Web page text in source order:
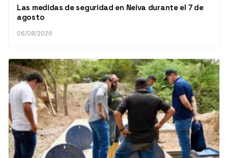
Las medidas de seguridad en Neiva durante el 7 de
agosto
06/08/2026